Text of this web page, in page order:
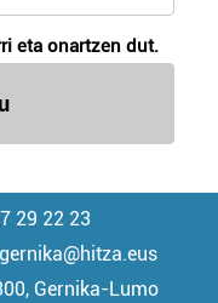
eta onartzen dut.
29 22 23
Gernika-Lumo